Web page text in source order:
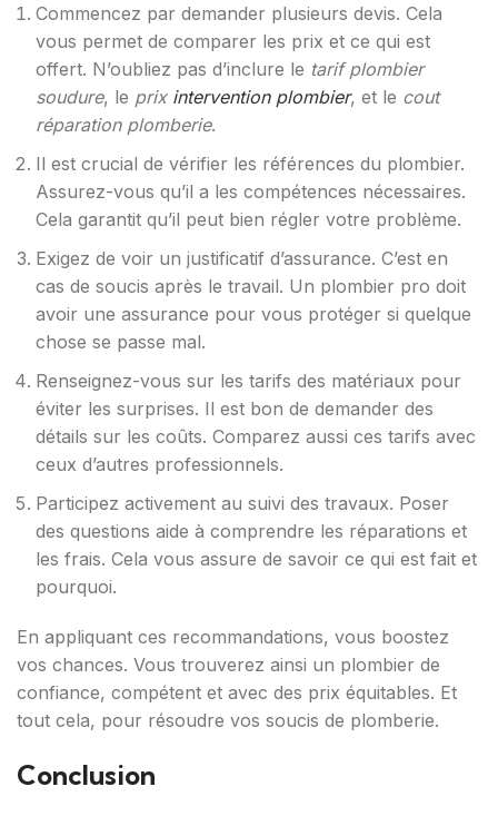
Commencez par demander plusieurs devis. Cela
vous permet de comparer les prix et ce qui est
offert. N’oubliez pas d’inclure le tarif plombier
soudure, le prix intervention plombier, et le cout
réparation plomberie.
Il est crucial de vérifier les références du plombier.
Assurez-vous qu’il a les compétences nécessaires.
Cela garantit qu’il peut bien régler votre problème.
Exigez de voir un justificatif d’assurance. C’est en
cas de soucis après le travail. Un plombier pro doit
avoir une assurance pour vous protéger si quelque
chose se passe mal.
Renseignez-vous sur les tarifs des matériaux pour
éviter les surprises. Il est bon de demander des
détails sur les coûts. Comparez aussi ces tarifs avec
ceux d’autres professionnels.
Participez activement au suivi des travaux. Poser
des questions aide à comprendre les réparations et
les frais. Cela vous assure de savoir ce qui est fait et
pourquoi.
En appliquant ces recommandations, vous boostez
vos chances. Vous trouverez ainsi un plombier de
confiance, compétent et avec des prix équitables. Et
tout cela, pour résoudre vos soucis de plomberie.
Conclusion